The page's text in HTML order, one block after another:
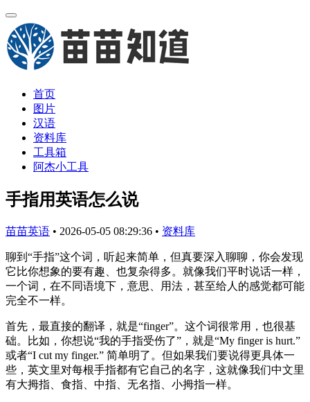
首页
图片
汉语
资料库
工具箱
阿杰小工具
手指用英语怎么说
苗苗英语 • 2026-05-05 08:29:36 • 资料库
聊到“手指”这个词，听起来简单，但真要深入聊聊，你会发现
它比你想象的要有趣、也复杂得多。就像我们平时说话一样，
一个词，在不同语境下，意思、用法，甚至给人的感觉都可能
完全不一样。
首先，最直接的翻译，就是“finger”。这个词很常用，也很基
础。比如，你想说“我的手指受伤了”，就是“My finger is hurt.”
或者“I cut my finger.” 简单明了。但如果我们要说得更具体一
些，英文里对每根手指都有它自己的名字，这就像我们中文里
有大拇指、食指、中指、无名指、小拇指一样。